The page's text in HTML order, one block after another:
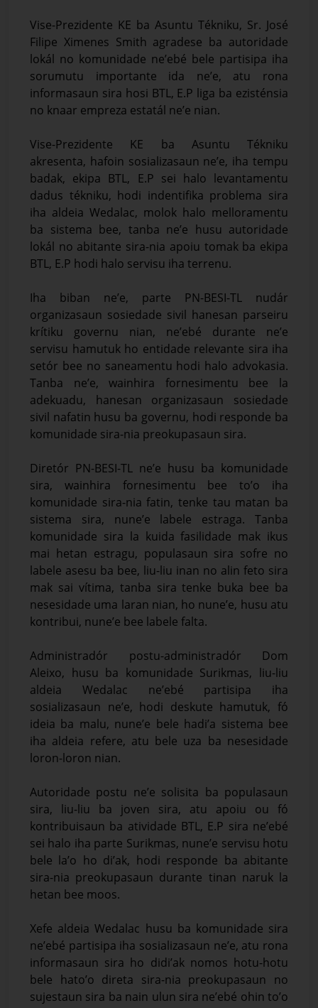
Vise-Prezidente KE ba Asuntu Tékniku, Sr. José
Filipe Ximenes Smith agradese ba autoridade
lokál no komunidade ne’ebé bele partisipa iha
sorumutu importante ida ne’e, atu rona
informasaun sira hosi BTL, E.P liga ba ezisténsia
no knaar empreza estatál ne’e nian.
Vise-Prezidente KE ba Asuntu Tékniku
akresenta, hafoin sosializasaun ne’e, iha tempu
badak, ekipa BTL, E.P sei halo levantamentu
dadus tékniku, hodi indentifika problema sira
iha aldeia Wedalac, molok halo melloramentu
ba sistema bee, tanba ne’e husu autoridade
lokál no abitante sira-nia apoiu tomak ba ekipa
BTL, E.P hodi halo servisu iha terrenu.
Iha biban ne’e, parte PN-BESI-TL nudár
organizasaun sosiedade sivil hanesan parseiru
krítiku governu nian, ne’ebé durante ne’e
servisu hamutuk ho entidade relevante sira iha
setór bee no saneamentu hodi halo advokasia.
Tanba ne’e, wainhira fornesimentu bee la
adekuadu, hanesan organizasaun sosiedade
sivil nafatin husu ba governu, hodi responde ba
komunidade sira-nia preokupasaun sira.
Diretór PN-BESI-TL ne’e husu ba komunidade
sira, wainhira fornesimentu bee to’o iha
komunidade sira-nia fatin, tenke tau matan ba
sistema sira, nune’e labele estraga. Tanba
komunidade sira la kuida fasilidade mak ikus
mai hetan estragu, populasaun sira sofre no
labele asesu ba bee, liu-liu inan no alin feto sira
mak sai vítima, tanba sira tenke buka bee ba
nesesidade uma laran nian, ho nune’e, husu atu
kontribui, nune’e bee labele falta.
Administradór postu-administradór Dom
Aleixo, husu ba komunidade Surikmas, liu-liu
aldeia Wedalac ne’ebé partisipa iha
sosializasaun ne’e, hodi deskute hamutuk, fó
ideia ba malu, nune’e bele hadi’a sistema bee
iha aldeia refere, atu bele uza ba nesesidade
loron-loron nian.
Autoridade postu ne’e solisita ba populasaun
sira, liu-liu ba joven sira, atu apoiu ou fó
kontribuisaun ba atividade BTL, E.P sira ne’ebé
sei halo iha parte Surikmas, nune’e servisu hotu
bele la’o ho di’ak, hodi responde ba abitante
sira-nia preokupasaun durante tinan naruk la
hetan bee moos.
Xefe aldeia Wedalac husu ba komunidade sira
ne’ebé partisipa iha sosializasaun ne’e, atu rona
informasaun sira ho didi’ak nomos hotu-hotu
bele hato’o direta sira-nia preokupasaun no
sujestaun sira ba nain ulun sira ne’ebé ohin to’o